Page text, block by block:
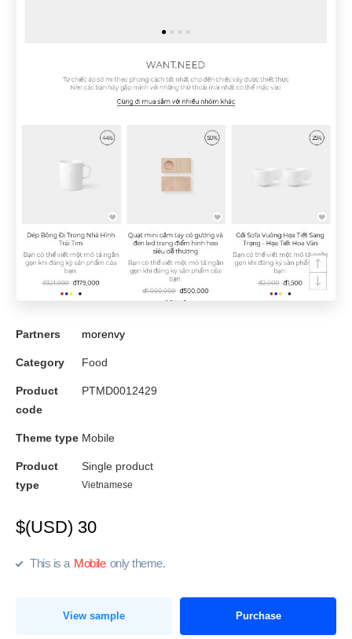
Partners morenvy
Category Food
Product
code
PTMD0012429
Theme type Mobile
Product
type
Single product
Vietnamese
$(USD) 30
This is a Mobile only theme.
View sample Purchase